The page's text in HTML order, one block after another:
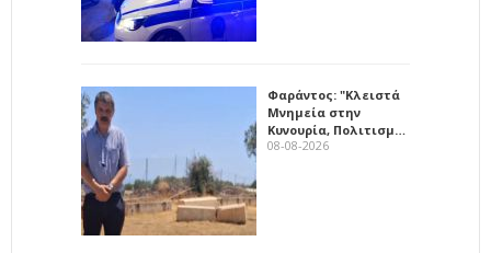
Φαράντος: "Κλειστά
Μνημεία στην
Κυνουρία, Πολιτισμ…
08-08-2026